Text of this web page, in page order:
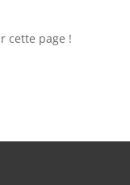
cette page !